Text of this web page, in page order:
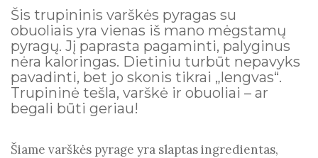
c
e
b
o
o
er
es
t
at
s
A
p
p
se
n
g
er
er e
gr
a
m
ar
e
Šis trupininis varškės pyragas su
obuoliais yra vienas iš mano mėgstamų
pyragų. Jį paprasta pagaminti, palyginus
nėra kaloringas. Dietiniu turbūt nepavyks
pavadinti, bet jo skonis tikrai „lengvas“.
Trupininė tešla, varškė ir obuoliai – ar
begali būti geriau!
Šiame varškės pyrage yra slaptas ingredientas,